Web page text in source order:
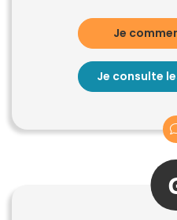
Je
Je consulte